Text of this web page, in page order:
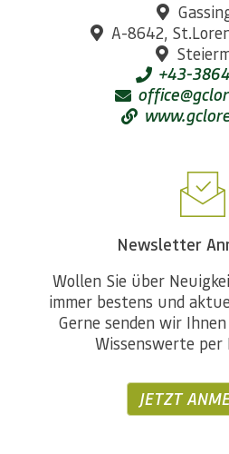
A-8642,
+43-
Newsletter
Wollen Sie über
immer bestens und
Gerne senden wir
Wissenswerte
JETZT